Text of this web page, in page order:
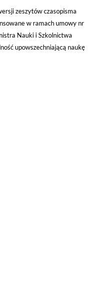
zeszytów czasopisma
w ramach umowy nr
Nauki i Szkolnictwa
upowszechniającą naukę